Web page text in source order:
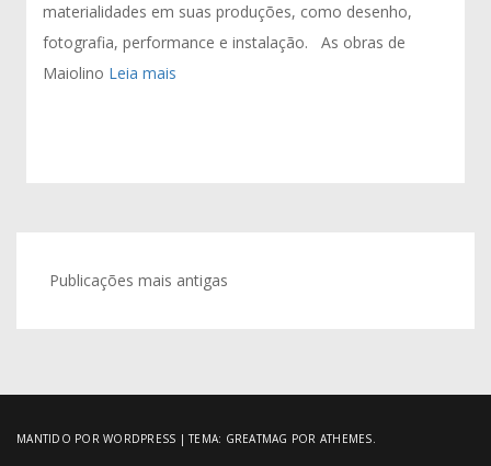
materialidades em suas produções, como desenho,
fotografia, performance e instalação. As obras de
Maiolino Leia mais
Navegação
Publicações mais antigas
MANTIDO POR WORDPRESS |TEMA: GREATMAG POR ATHEMES.